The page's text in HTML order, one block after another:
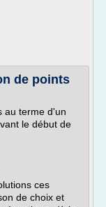
de points
au terme d'un
le début de
ces
de choix et